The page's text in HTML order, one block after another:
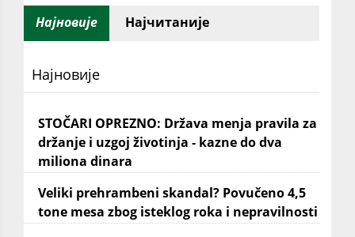
Најновије Најчитаније
Најновије
STOČARI OPREZNO: Država menja pravila za
držanje i uzgoj životinja - kazne do dva
miliona dinara
Veliki prehrambeni skandal? Povučeno 4,5
tone mesa zbog isteklog roka i nepravilnosti